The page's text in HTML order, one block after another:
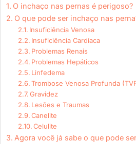
O inchaço nas pernas é perigoso?
O que pode ser inchaço nas
Insuficiência Venosa
Insuficiência Cardíaca
Problemas Renais
Problemas Hepáticos
Linfedema
Trombose Venosa Profunda
Gravidez
Lesões e Traumas
Canelite
Celulite
Agora você já sabe o que pode